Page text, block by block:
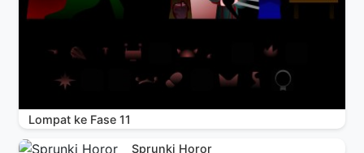
Lompat ke Fase 11
Sprunki Horor